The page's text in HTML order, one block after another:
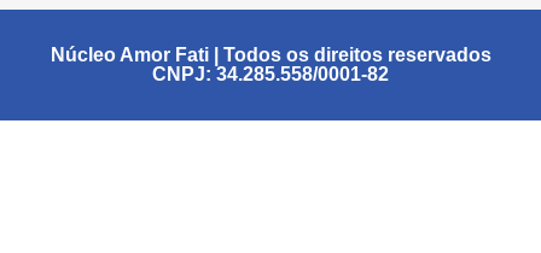
Núcleo Amor Fati | Todos os direitos reservados
CNPJ: 34.285.558/0001-82